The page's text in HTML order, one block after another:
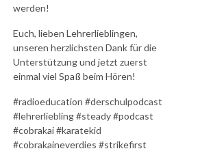
werden!
Euch, lieben Lehrerlieblingen,
unseren herzlichsten Dank für die
Unterstützung und jetzt zuerst
einmal viel Spaß beim Hören!
#radioeducation #derschulpodcast
#lehrerliebling #steady #podcast
#cobrakai #karatekid
#cobrakaineverdies #strikefirst